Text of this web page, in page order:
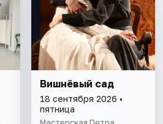
Вишнёвый сад
18 сентября 2026 •
пятница